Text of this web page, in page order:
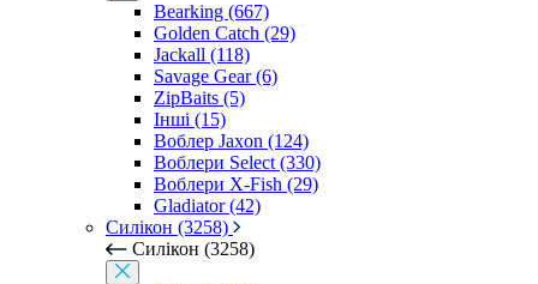
Bearking (667)
Golden Catch (29)
Jackall (118)
Savage Gear (6)
ZipBaits (5)
Інші (15)
Воблер Jaxon (124)
Воблери Select (330)
Воблери X-Fish (29)
Gladiator (42)
Силікон (3258)
Силікон (3258)